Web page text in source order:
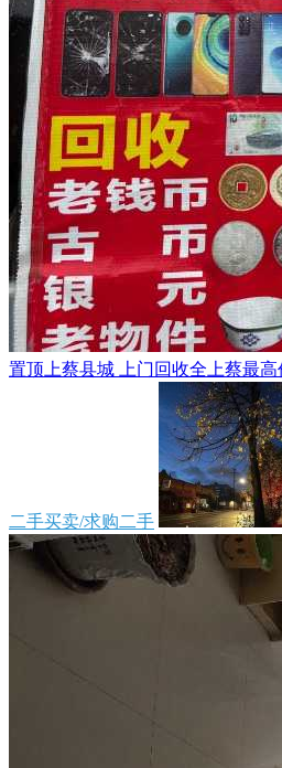
置顶 上蔡县城 上门回收全上蔡最
二手买卖/求购二手